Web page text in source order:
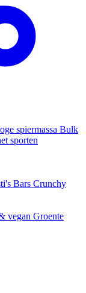
spiermassa Bulk
sporten
Bars Crunchy
vegan Groente